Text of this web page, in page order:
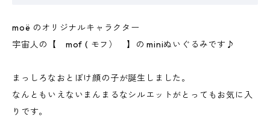
moë のオリジナルキャラクター
宇宙人の【 mof ( モフ） 】の miniぬいぐるみです♪
まっしろなおとぼけ顔の子が誕生しました。
なんともいえないまんまるなシルエットがとってもお気に入
りです。